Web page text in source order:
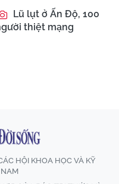
Lũ lụt ở Ấn Độ, 100
thiệt mạng
HỘI KHOA HỌC VÀ KỸ